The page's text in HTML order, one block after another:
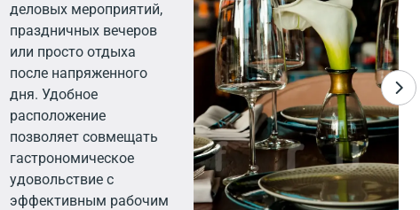
деловых мероприятий,
праздничных вечеров
или просто отдыха
после напряженного
дня. Удобное
расположение
позволяет совмещать
гастрономическое
удовольствие с
эффективным рабочим